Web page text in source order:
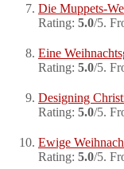
Die Muppets-
Rating: 5.0/5.
Eine
Rating: 5.0/5.
Designing
Rating: 5.0/5.
Ewige
Rating: 5.0/5.